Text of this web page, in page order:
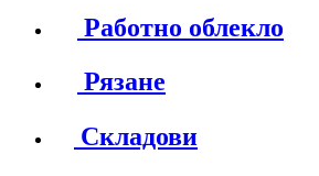
Работно облекло
Рязане
Складови